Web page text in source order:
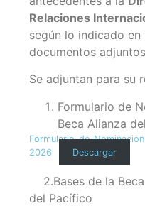
Relaciones
según lo indicado en
documentos
Se adjuntan para su
Formulario de
Beca Alianza
Formulario-de-
2026
Descargar
2.Bases de la
del Pacífico